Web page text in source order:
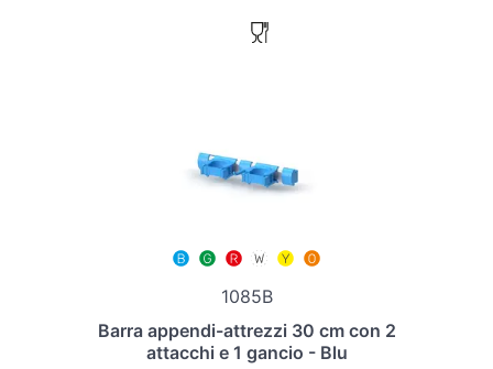
1085B
Barra appendi-attrezzi 30 cm con 2
attacchi e 1 gancio - Blu